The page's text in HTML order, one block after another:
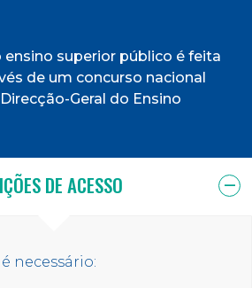
ensino superior público é feita
de um concurso nacional
Geral do Ensino
DE ACESSO
necessário: